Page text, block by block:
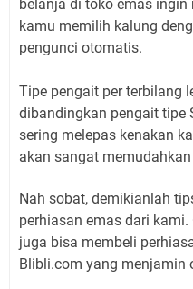
belanja di toko emas
kamu memilih kalung
pengunci otomatis.
Tipe pengait per terbilang
dibandingkan pengait tipe
sering melepas kenakan
akan sangat
Nah sobat, demikianlah
perhiasan emas dari
juga bisa membeli
Blibli.com yang menjamin